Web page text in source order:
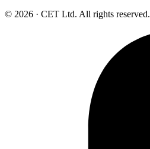
© 2026 · CET Ltd. All rights reserved.